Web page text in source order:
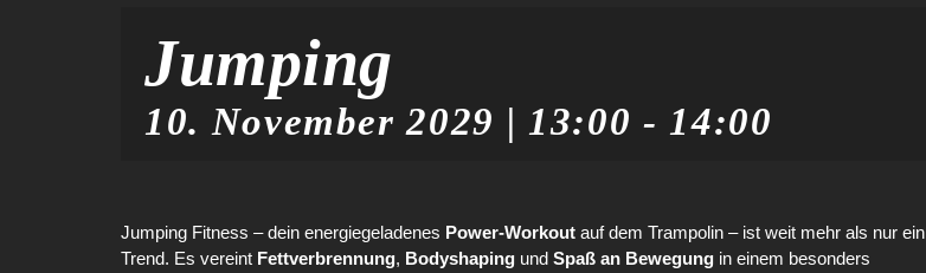
Jumping
10. November 2029 | 13:00 -14:00
Jumping Fitness – dein energiegeladenes Power-Workout auf dem Trampolin – ist weit mehr als nur ein
Trend. Es vereint Fettverbrennung, Bodyshaping und Spaß an Bewegung in einem besonders